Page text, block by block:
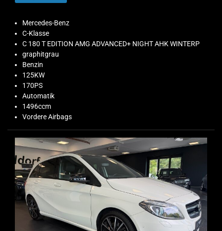
Mercedes-Benz
C-Klasse
C 180 T EDITION AMG ADVANCED+ NIGHT AHK WINTERP
graphitgrau
Benzin
125KW
170PS
Automatik
1496ccm
Vordere Airbags